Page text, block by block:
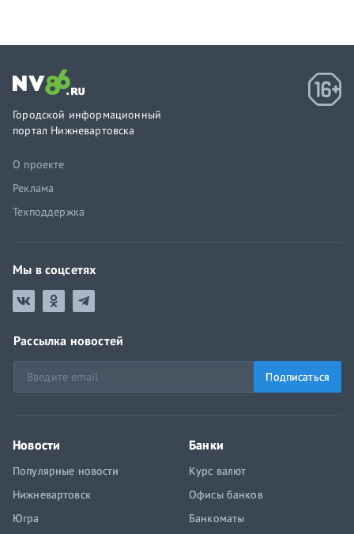
Городской информационный
портал Нижневартовска
О проекте
Реклама
Техподдержка
Мы в соцсетях
Рассылка новостей
Подписаться
Новости
Популярные новости
Нижневартовск
Югра
Банки
Курс валют
Офисы банков
Банкоматы